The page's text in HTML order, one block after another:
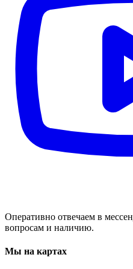
Оперативно отвечаем в
вопросам и наличию.
Мы на картах